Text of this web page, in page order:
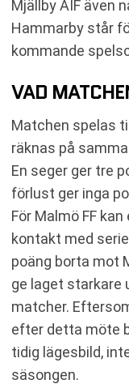
Mjällby AIF även
Hammarby står
kommande
VAD
Matchen spelas
räknas på
En seger ger tre
förlust ger inga
För Malmö FF
kontakt med
poäng borta mot
ge laget starkare
matcher.
efter detta möte
tidig lägesbild,
säsongen.